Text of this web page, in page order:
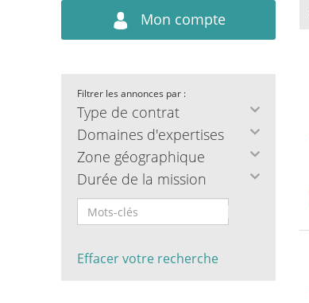
Mon compte
Filtrer les annonces par :
Type de contrat
Domaines d'expertises
Zone géographique
Durée de la mission
Effacer votre recherche